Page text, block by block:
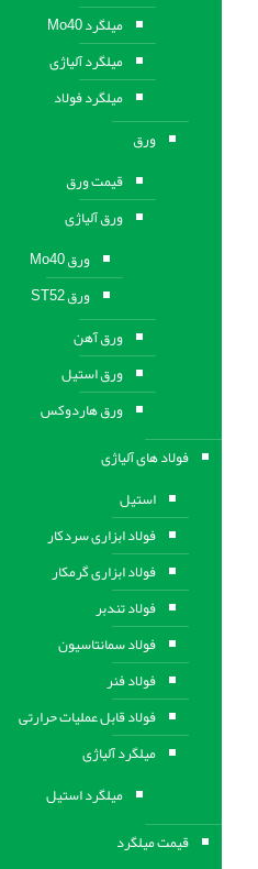
میلگرد Mo40
میلگرد آلیاژی
میلگرد فولاد
ورق
قیمت ورق
ورق آلیاژی
ورق Mo40
ورق ST52
ورق آهن
ورق استيل
ورق هاردوکس
فولاد های آلیاژی
استیل
فولاد ابزاری سردکار
فولاد ابزاری گرمکار
فولاد تندبر
فولاد سمانتاسیون
فولاد فنر
فولاد قابل عملیات حرارتی
ميلگرد آلیاژی
میلگرد استیل
قیمت میلگرد